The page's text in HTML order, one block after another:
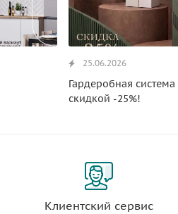
25.06.2026
Гардеробная система
скидкой -25%!
Клиентский сервис